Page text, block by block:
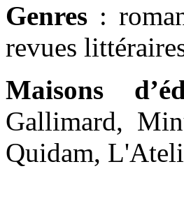
Genres :
revues
Maisons
Gallimard,
Quidam,